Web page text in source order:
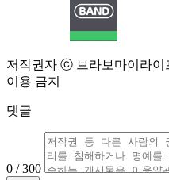
저작권자 ⓒ 브라보마이라이
이용 금지
댓글
0 / 300